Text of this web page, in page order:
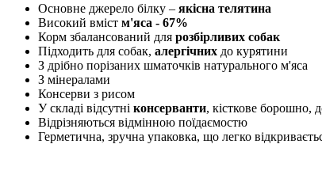
Основне джерело білку – якісна телятина
Високий вміст м'яса - 67%
Корм збалансований для розбірливих собак
Підходить для собак, алергічних до курятини
З дрібно порізаних шматочків натурального м'яса
З мінералами
Консерви з рисом
У складі відсутні консерванти, кісткове борошно,
Відрізняються відмінною поїдаємостю
Герметична, зручна упаковка, що легко